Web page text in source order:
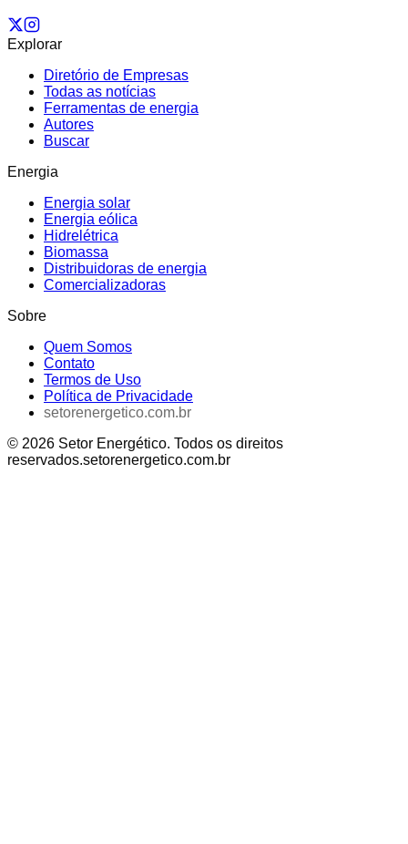
Explorar
Diretório de Empresas
Todas as notícias
Ferramentas de energia
Autores
Buscar
Energia
Energia solar
Energia eólica
Hidrelétrica
Biomassa
Distribuidoras de energia
Comercializadoras
Sobre
Quem Somos
Contato
Termos de Uso
Política de Privacidade
setorenergetico.com.br
© 2026 Setor Energético. Todos os direitos
reservados.setorenergetico.com.br